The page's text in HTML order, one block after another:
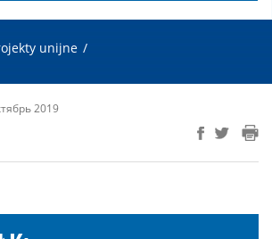
unijne /
2019